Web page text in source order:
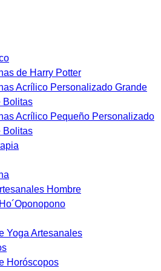
de Harry Potter
Acrílico Personalizado Grande
Bolitas
Acrílico Pequeño Personalizado
Bolitas
Hombre
Yoga Artesanales
Horóscopos